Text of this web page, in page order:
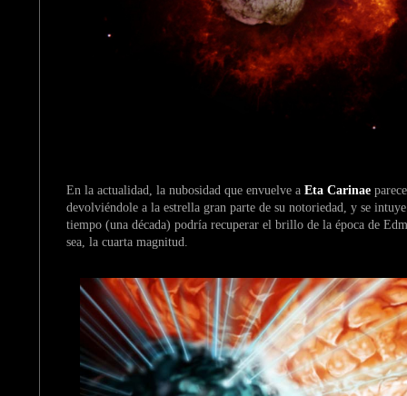
En la actualidad, la nubosidad que envuelve a Eta Carinae
devolviéndole a la estrella gran parte de su notoriedad, y se
tiempo (una década) podría recuperar el brillo de la época de
sea, la cuarta magnitud.